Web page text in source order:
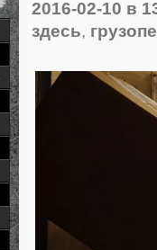
2016-02-10 в
здесь,